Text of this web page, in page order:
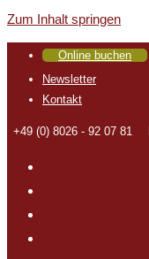
Zum Inhalt springen
Online buchen
Newsletter
Kontakt
+49 (0) 8026 - 92 07 81